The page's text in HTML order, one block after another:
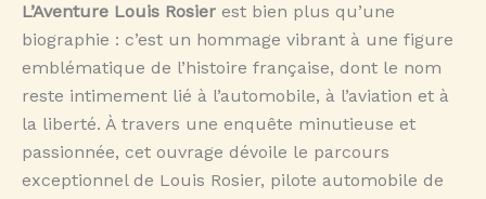
L’Aventure Louis Rosier est bien plus qu’une
biographie : c’est un hommage vibrant à une figure
emblématique de l’histoire française, dont le nom
reste intimement lié à l’automobile, à l’aviation et à
la liberté. À travers une enquête minutieuse et
passionnée, cet ouvrage dévoile le parcours
exceptionnel de Louis Rosier, pilote automobile de